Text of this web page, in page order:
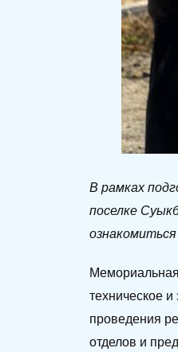
В рамках
поселке
техническое
проведения
отделов и